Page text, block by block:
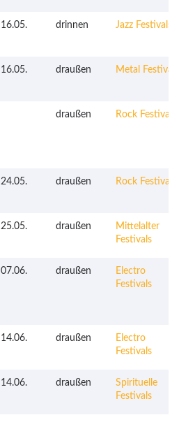
16.05. drinnen Jazz Festivals
16.05. draußen Metal Festivals
draußen Rock Festivals
24.05. draußen Rock Festivals
25.05. draußen
Mittelalter
Festivals
07.06. draußen
Electro
Festivals
14.06. draußen
Electro
Festivals
14.06. draußen
Spirituelle
Festivals